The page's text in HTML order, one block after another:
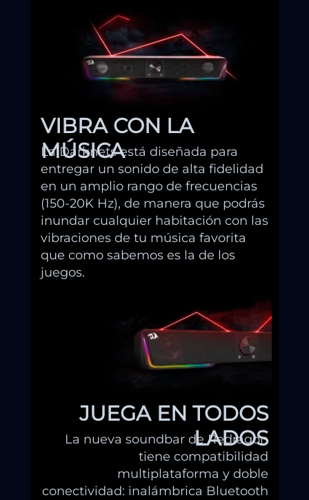
VIBRA CON LA
MÚSICA
La Darknets está diseñada para
entregar un sonido de alta fidelidad
en un amplio rango de frecuencias
(150-20K Hz), de manera que podrás
inundar cualquier habitación con las
vibraciones de tu música favorita
que como sabemos es la de los
juegos.
JUEGA EN TODOS
LADOS
La nueva soundbar de Redragon
tiene compatibilidad
multiplataforma y doble
conectividad: inalámbrica Bluetooth